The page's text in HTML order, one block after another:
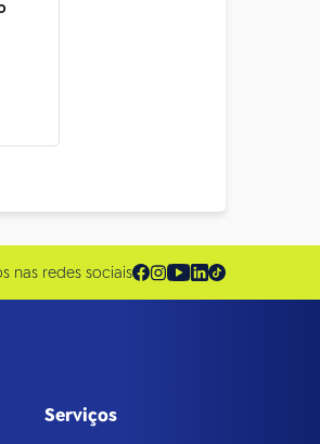
nas redes sociais
Serviços